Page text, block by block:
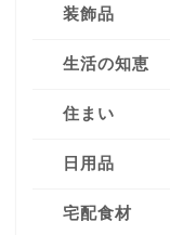
装飾品
生活の知恵
住まい
日用品
宅配食材